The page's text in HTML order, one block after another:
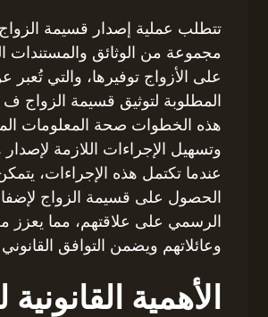
تتطلب عملية إصدار قسيمة
مجموعة من الوثائق والمستندات
على الأزواج توفيرها، والتي تُعبر
المطلوبة لتوثيق قسيمة الزواج
هذه الخطوات صحة المعلومات
وتسهيل الإجراءات اللازمة لإصدار
عندما تكتمل هذه الإجراءات،
الحصول على قسيمة الزواج
الرسمي على علاقتهم، مما يعزز
وعائلاتهم ويضمن التوافق القانوني
الأهمية القانونية